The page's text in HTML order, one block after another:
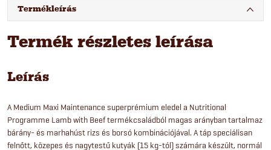
Termékleírás
Termék részletes leírása
Leírás
A Medium Maxi Maintenance superprémium eledel a Nutritional
Programme Lamb with Beef termékcsaládból magas arányban tartalmaz
bárány- és marhahúst rizs és borsó kombinációjával. A táp speciálisan
felnőtt, közepes és nagytestű kutyák (15 kg-tól) számára készült, normál